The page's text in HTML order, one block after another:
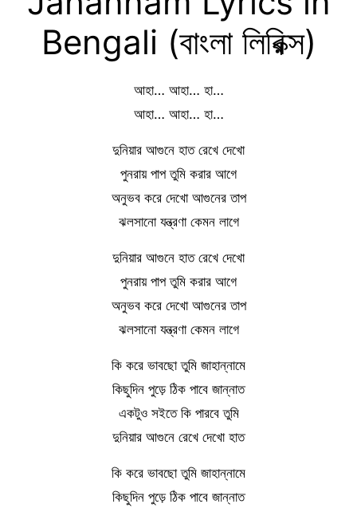
Bengali (বাংলা লিরিক্স)
আহা… আহা… হা…
আহা… আহা… হা…
দুনিয়ার আগুনে হাত রেখে দেখো
পুনরায় পাপ তুমি করার আগে
অনুভব করে দেখো আগুনের তাপ
ঝলসানো যন্ত্রণা কেমন লাগে
দুনিয়ার আগুনে হাত রেখে দেখো
পুনরায় পাপ তুমি করার আগে
অনুভব করে দেখো আগুনের তাপ
ঝলসানো যন্ত্রণা কেমন লাগে
কি করে ভাবছো তুমি জাহান্নামে
কিছুদিন পুড়ে ঠিক পাবে জান্নাত
একটুও সইতে কি পারবে তুমি
দুনিয়ার আগুনে রেখে দেখো হাত
কি করে ভাবছো তুমি জাহান্নামে
কিছুদিন পুড়ে ঠিক পাবে জান্নাত